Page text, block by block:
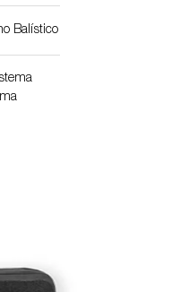
Balístico​